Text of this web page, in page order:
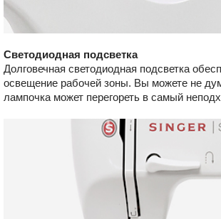
Светодиодная подсветка
Долговечная светодиодная подсветка
освещение рабочей зоны. Вы можете не
лампочка может перегореть в самый